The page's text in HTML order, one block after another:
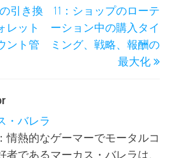
引き換
レット
ント管
11：ショップのローテ
ーション中の購入タイ
ミング、戦略、報酬の
最大化
・バレラ
情熱的なゲーマーでモータルコ
者であるマーカス・バレラは、